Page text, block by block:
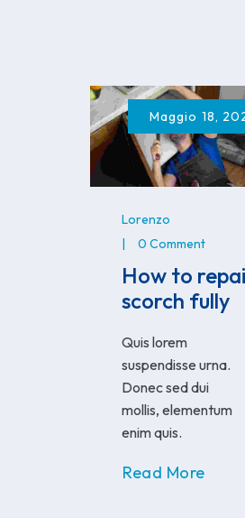
Maggio 18,
Lorenzo
0 Comment
How to
scorch fully
Quis lorem
suspendisse urna.
Donec sed dui
mollis, elementum
enim quis.
Read More